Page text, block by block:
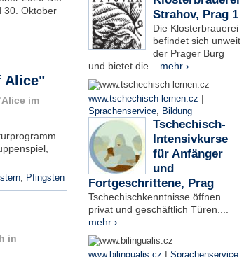
30. Oktober
Alice"
im
, Pfingsten
in
Strahov, Prag 1
Die Klosterbrauerei
befindet sich unweit
der Prager Burg
und bietet die... mehr ›
www.tschechisch-lernen.cz |
Sprachenservice, Bildung
Tschechisch-
Intensivkurse
für Anfänger
und
Fortgeschrittene, Prag
Tschechischkenntnisse öffnen
privat und geschäftlich Türen....
mehr ›
www.bilingualis.cz | Sprachenservice,